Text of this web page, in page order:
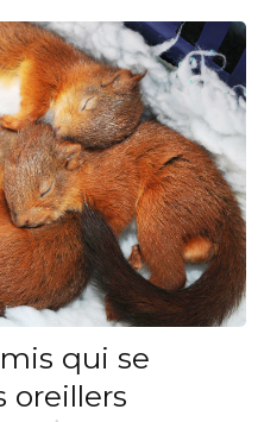
qui se
oreillers